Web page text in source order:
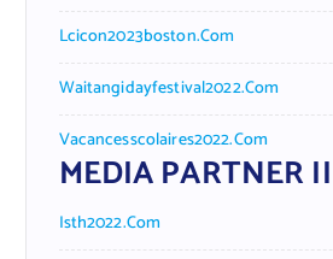
Lcicon2023boston.com
Waitangidayfestival2022.com
Vacancesscolaires2022.com
MEDIA PARTNER II
Isth2022.com